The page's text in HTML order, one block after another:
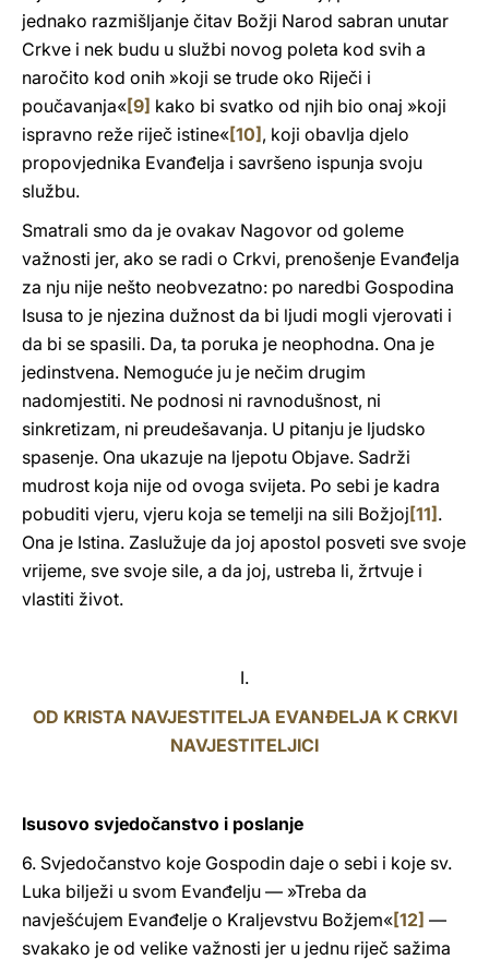
jednako razmišljanje čitav Božji Narod sabran unutar
Crkve i nek budu u službi novog poleta kod svih a
naročito kod onih »koji se trude oko Riječi i
poučavanja«[9] kako bi svatko od njih bio onaj »koji
ispravno reže riječ istine«[10] , koji obavlja djelo
propovjednika Evanđelja i savršeno ispunja svoju
službu.
Smatrali smo da je ovakav Nagovor od goleme
važnosti jer, ako se radi o Crkvi, prenošenje Evanđelja
za nju nije nešto neobvezatno: po naredbi Gospodina
Isusa to je njezina dužnost da bi ljudi mogli vjerovati i
da bi se spasili. Da, ta poruka je neophodna. Ona je
jedinstvena. Nemoguće ju je nečim drugim
nadomjestiti. Ne podnosi ni ravnodušnost, ni
sinkretizam, ni preudešavanja. U pitanju je ljudsko
spasenje. Ona ukazuje na ljepotu Objave. Sadrži
mudrost koja nije od ovoga svijeta. Po sebi je kadra
pobuditi vjeru, vjeru koja se temelji na sili Božjoj [11] .
Ona je Istina. Zaslužuje da joj apostol posveti sve svoje
vrijeme, sve svoje sile, a da joj, ustreba li, žrtvuje i
vlastiti život.
I.
OD KRISTA NAVJESTITELJA EVANĐELJA K CRKVI
NAVJESTITELJICI
Isusovo svjedočanstvo i poslanje
6. Svjedočanstvo koje Gospodin daje o sebi i koje sv.
Luka bilježi u svom Evanđelju — »Treba da
navješćujem Evanđelje o Kraljevstvu Božjem«[12] —
svakako je od velike važnosti jer u jednu riječ sažima